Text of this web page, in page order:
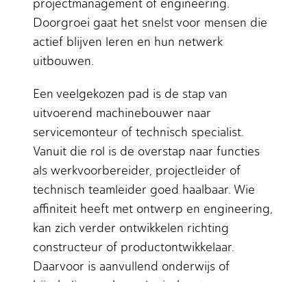
projectmanagement of engineering.
Doorgroei gaat het snelst voor mensen die
actief blijven leren en hun netwerk
uitbouwen.
Een veelgekozen pad is de stap van
uitvoerend machinebouwer naar
servicemonteur of technisch specialist.
Vanuit die rol is de overstap naar functies
als werkvoorbereider, projectleider of
technisch teamleider goed haalbaar. Wie
affiniteit heeft met ontwerp en engineering,
kan zich verder ontwikkelen richting
constructeur of productontwikkelaar.
Daarvoor is aanvullend onderwijs of